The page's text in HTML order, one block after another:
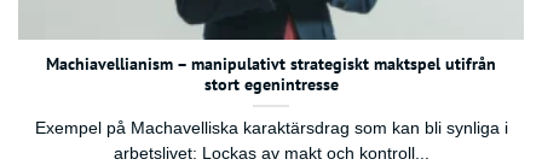
Machiavellianism – manipulativt strategiskt maktspel utifrån
stort egenintresse
Exempel på Machavelliska karaktärsdrag som kan bli synliga i
arbetslivet: Lockas av makt och kontroll...